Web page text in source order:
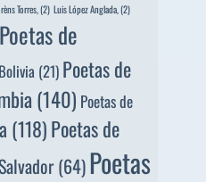
Torres, (2) Luis López Anglada, (2)
Poetas de
(21) Poetas de
(140) Poetas de
(118)Poetas de
(64)Poetas